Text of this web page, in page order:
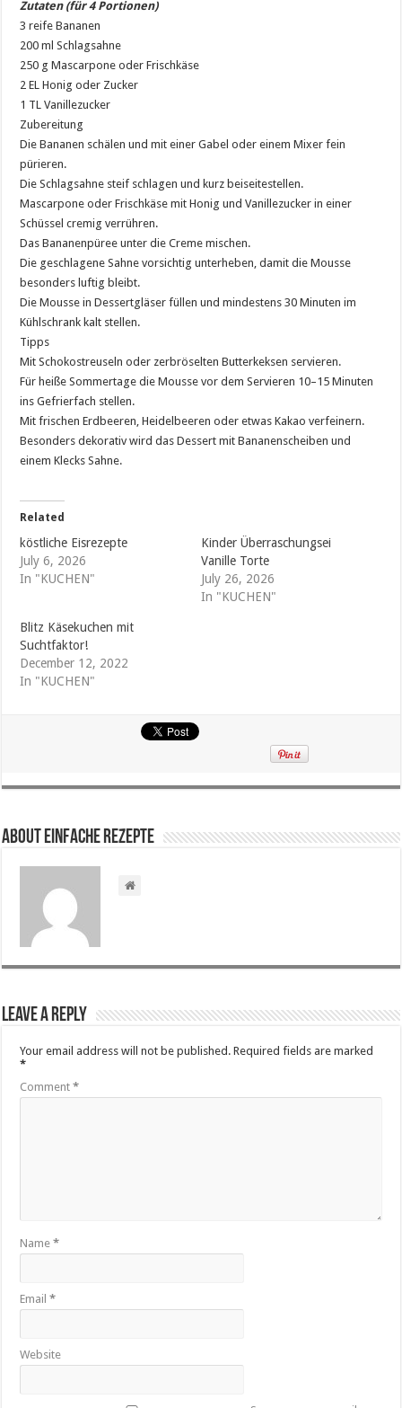
Zutaten (für 4 Portionen)
3 reife Bananen
200 ml Schlagsahne
250 g Mascarpone oder Frischkäse
2 EL Honig oder Zucker
1 TL Vanillezucker
Zubereitung
Die Bananen schälen und mit einer Gabel oder einem Mixer fein
pürieren.
Die Schlagsahne steif schlagen und kurz beiseitestellen.
Mascarpone oder Frischkäse mit Honig und Vanillezucker in einer
Schüssel cremig verrühren.
Das Bananenpüree unter die Creme mischen.
Die geschlagene Sahne vorsichtig unterheben, damit die Mousse
besonders luftig bleibt.
Die Mousse in Dessertgläser füllen und mindestens 30 Minuten im
Kühlschrank kalt stellen.
Tipps
Mit Schokostreuseln oder zerbröselten Butterkeksen servieren.
Für heiße Sommertage die Mousse vor dem Servieren 10–15 Minuten
ins Gefrierfach stellen.
Mit frischen Erdbeeren, Heidelbeeren oder etwas Kakao verfeinern.
Besonders dekorativ wird das Dessert mit Bananenscheiben und
einem Klecks Sahne.
Related
köstliche Eisrezepte
July 6, 2026
In "KUCHEN"
Kinder Überraschungsei
Vanille Torte
July 26, 2026
In "KUCHEN"
Blitz Käsekuchen mit
Suchtfaktor!
December 12, 2022
In "KUCHEN"
About Einfache Rezepte
Leave a Reply
Your email address will not be published. Required fields are marked
*
Comment*
Name*
Email*
Website